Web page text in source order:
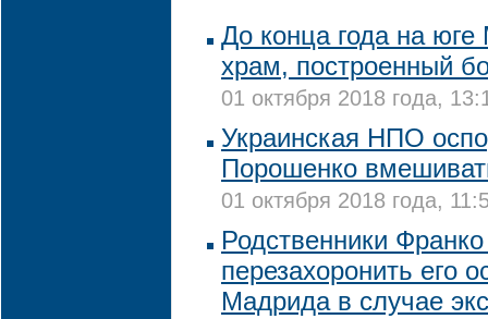
До конца года на
храм, построенный
01 октября 2018 года,
Украинская НПО
Порошенко
01 октября 2018 года,
Родственники
перезахоронить его
Мадрида в случае